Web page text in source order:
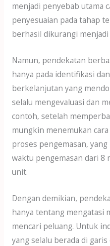
menjadi penyebab utama
penyesuaian pada tahap
berhasil dikurangi menjadi
Namun, pendekatan
hanya pada identifikasi
berkelanjutan yang
selalu mengevaluasi dan
contoh, setelah
mungkin menemukan
proses pengemasan,
waktu pengemasan dari
unit.
Dengan demikian,
hanya tentang mengatasi
mencari peluang. Untuk
yang selalu berada di